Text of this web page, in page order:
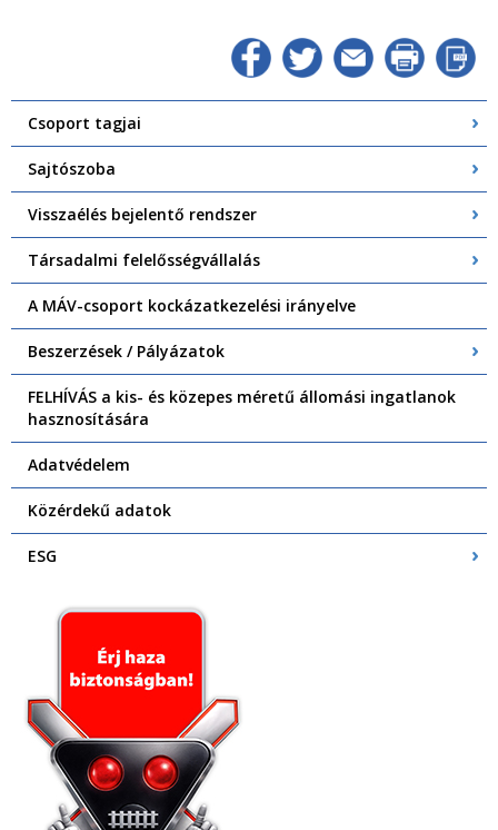
Csoport tagjai
Sajtószoba
Visszaélés bejelentő rendszer
Társadalmi felelősségvállalás
A MÁV-csoport kockázatkezelési irányelve
Beszerzések / Pályázatok
FELHÍVÁS a kis- és közepes méretű állomási ingatlanok
hasznosítására
Adatvédelem
Közérdekű adatok
ESG